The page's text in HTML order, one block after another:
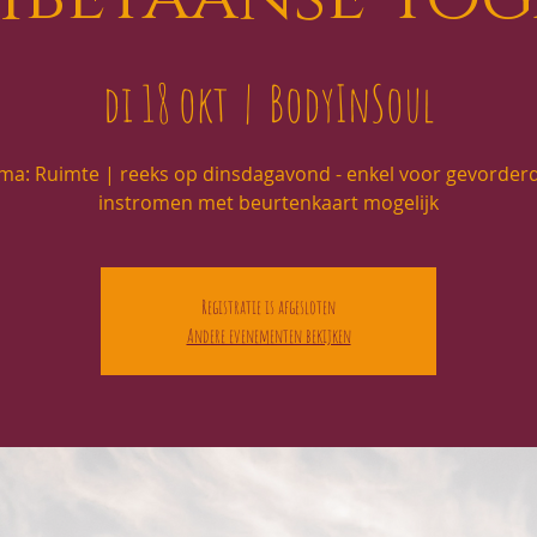
di 18 okt
  |
BodyInSoul
Ruimte | reeks op dinsdagavond - enkel voor
instromen met beurtenkaart mogelijk
Registratie is afgesloten
Andere evenementen bekijken